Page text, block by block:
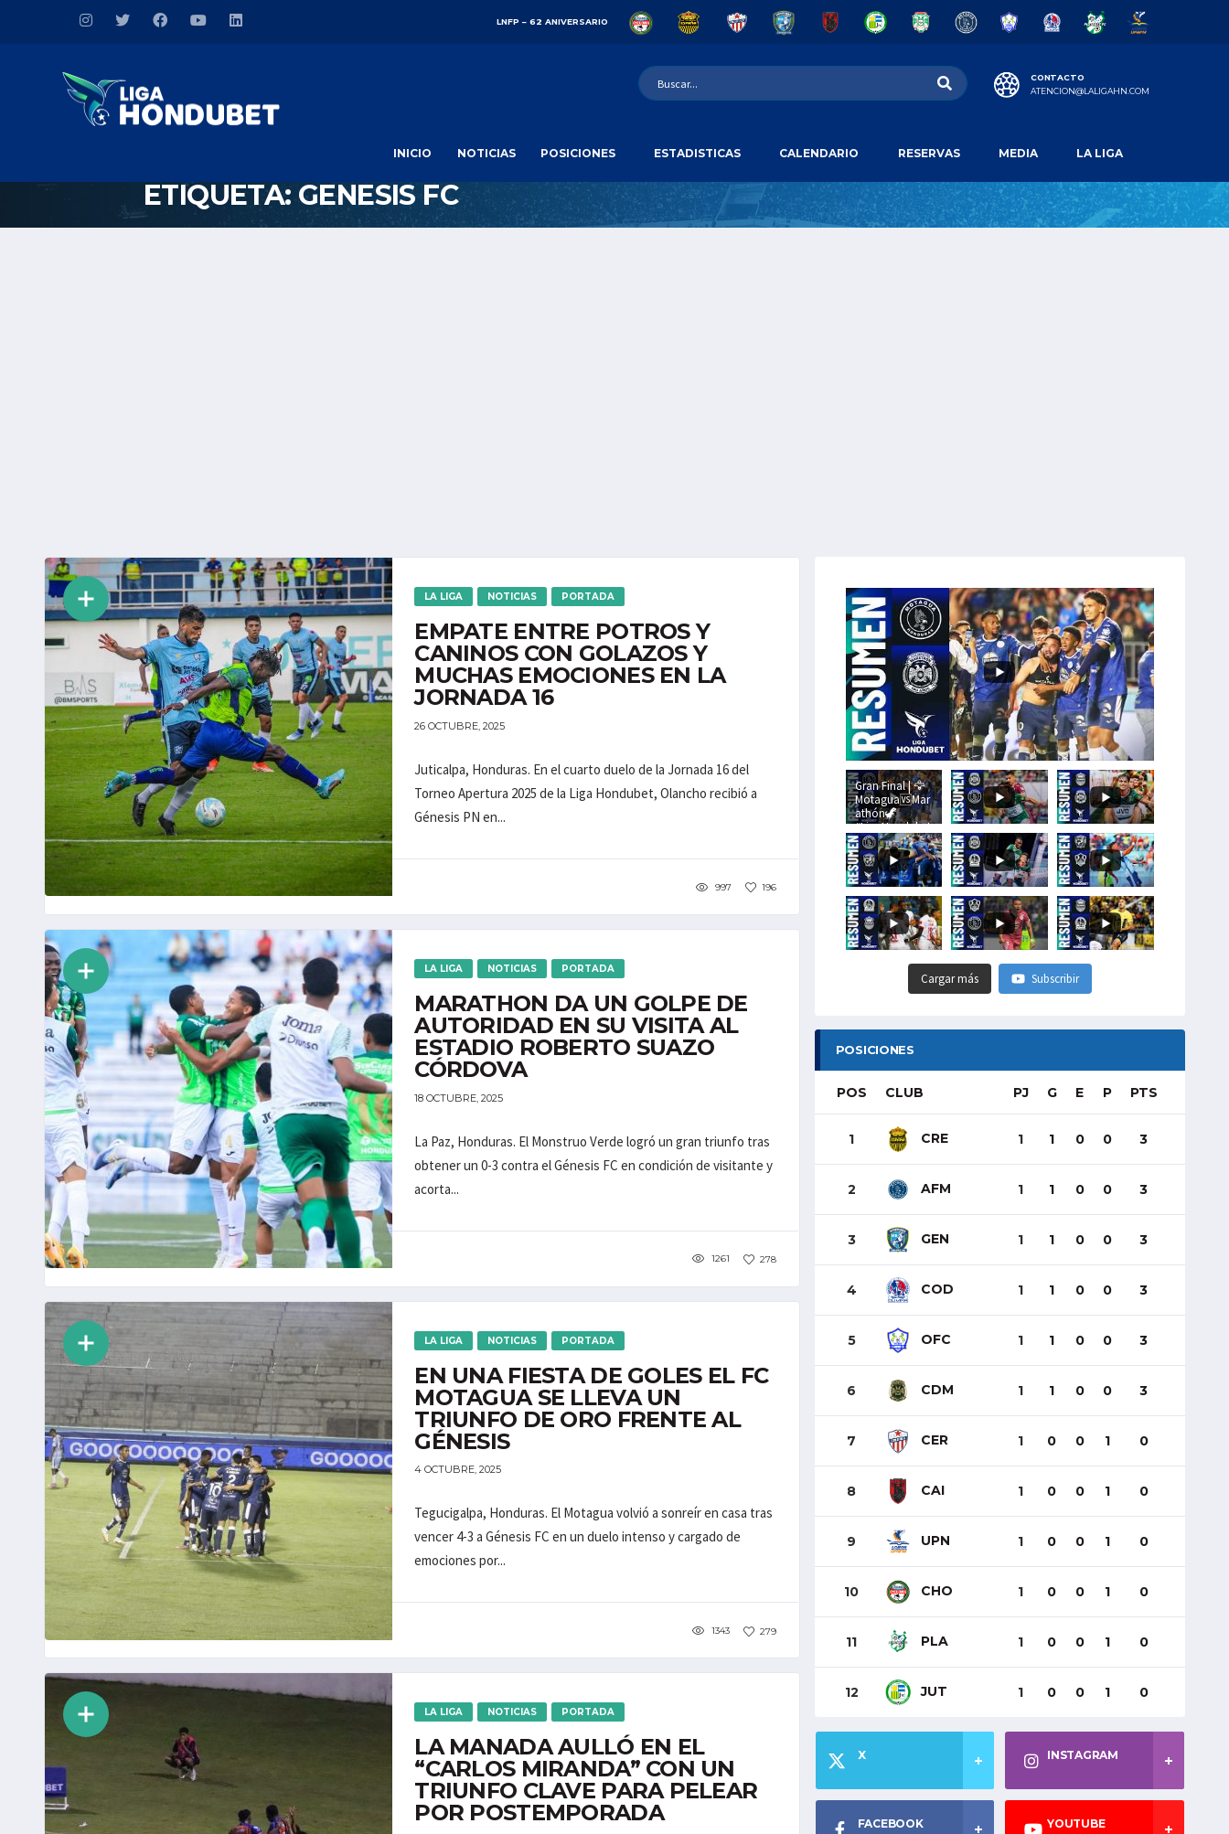
LNFP – 62 ANIVERSARIO
CONTACTO
ATENCION@LALIGAHN.COM
INICIO NOTICIAS POSICIONES ESTADISTICAS CALENDARIO RESERVAS MEDIA LA LIGA
ETIQUETA: GENESIS FC
LA LIGA NOTICIAS PORTADA
EMPATE ENTRE POTROS Y
CANINOS CON GOLAZOS Y
MUCHAS EMOCIONES EN LA
JORNADA 16
26 OCTUBRE, 2025
Juticalpa, Honduras. En el cuarto duelo de la Jornada 16 del
Torneo Apertura 2025 de la Liga Hondubet, Olancho recibió a
Génesis PN en...
997 196
LA LIGA NOTICIAS PORTADA
MARATHON DA UN GOLPE DE
AUTORIDAD EN SU VISITA AL
ESTADIO ROBERTO SUAZO
CÓRDOVA
18 OCTUBRE, 2025
La Paz, Honduras. El Monstruo Verde logró un gran triunfo tras
obtener un 0-3 contra el Génesis FC en condición de visitante y
acorta...
1261 278
LA LIGA NOTICIAS PORTADA
EN UNA FIESTA DE GOLES EL FC
MOTAGUA SE LLEVA UN
TRIUNFO DE ORO FRENTE AL
GÉNESIS
4 OCTUBRE, 2025
Tegucigalpa, Honduras. El Motagua volvió a sonreír en casa tras
vencer 4-3 a Génesis FC en un duelo intenso y cargado de
emociones por...
1343 279
LA LIGA NOTICIAS PORTADA
LA MANADA AULLÓ EN EL
“CARLOS MIRANDA” CON UN
TRIUNFO CLAVE PARA PELEAR
POR POSTEMPORADA
Gran Final | 🦅
Motagua🆚Mar
athón🦖
#LigaHondubet
Cargar más Subscribir
POSICIONES
POS CLUB PJ G E P PTS
1 CRE 1 1 0 0 3
2 AFM 1 1 0 0 3
3 GEN 1 1 0 0 3
4 COD 1 1 0 0 3
5 OFC 1 1 0 0 3
6 CDM 1 1 0 0 3
7 CER 1 0 0 1 0
8 CAI 1 0 0 1 0
9 UPN 1 0 0 1 0
10 CHO 1 0 0 1 0
11 PLA 1 0 0 1 0
12 JUT 1 0 0 1 0
X INSTAGRAM
FACEBOOK YOUTUBE